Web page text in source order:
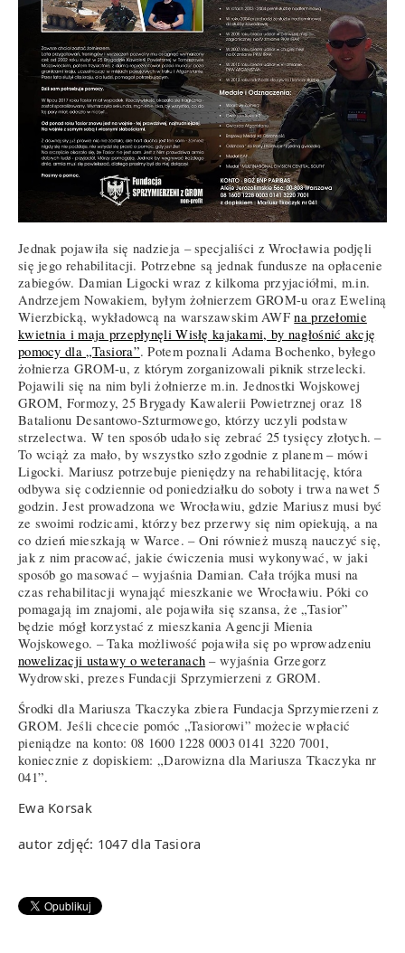
Jednak pojawiła się nadzieja – specjaliści z Wrocławia podjęli
się jego rehabilitacji. Potrzebne są jednak fundusze na opłacenie
zabiegów. Damian Ligocki wraz z kilkoma przyjaciółmi, m.in.
Andrzejem Nowakiem, byłym żołnierzem GROM-u oraz Eweliną
Wierzbicką, wykładowcą na warszawskim AWFna przełomie
kwietnia i maja przepłynęli Wisłę kajakami, by nagłośnić akcję
pomocy dla „Tasiora”. Potem poznali Adama Bochenko, byłego
żołnierza GROM-u, z którym zorganizowali piknik strzelecki.
Pojawili się na nim byli żołnierze m.in. Jednostki Wojskowej
GROM, Formozy, 25 Brygady Kawalerii Powietrznej oraz 18
Batalionu Desantowo-Szturmowego, którzy uczyli podstaw
strzelectwa. W ten sposób udało się zebrać 25 tysięcy złotych. –
To wciąż za mało, by wszystko szło zgodnie z planem – mówi
Ligocki. Mariusz potrzebuje pieniędzy na rehabilitację, która
odbywa się codziennie od poniedziałku do soboty i trwa nawet 5
godzin. Jest prowadzona we Wrocławiu, gdzie Mariusz musi być
ze swoimi rodzicami, którzy bez przerwy się nim opiekują, a na
co dzień mieszkają w Warce. – Oni również muszą nauczyć się,
jak z nim pracować, jakie ćwiczenia musi wykonywać, w jaki
sposób go masować – wyjaśnia Damian. Cała trójka musi na
czas rehabilitacji wynająć mieszkanie we Wrocławiu. Póki co
pomagają im znajomi, ale pojawiła się szansa, że „Tasior”
będzie mógł korzystać z mieszkania Agencji Mienia
Wojskowego. – Taka możliwość pojawiła się po wprowadzeniu
nowelizacji ustawy o weteranach – wyjaśnia Grzegorz
Wydrowski, prezes Fundacji Sprzymierzeni z GROM.
Środki dla Mariusza Tkaczyka zbiera Fundacja Sprzymierzeni z
GROM. Jeśli chcecie pomóc „Tasiorowi” możecie wpłacić
pieniądze na konto: 08 1600 1228 0003 0141 3220 7001,
koniecznie z dopiskiem: „Darowizna dla Mariusza Tkaczyka nr
041”.
Ewa Korsak
autor zdjęć: 1047 dla Tasiora